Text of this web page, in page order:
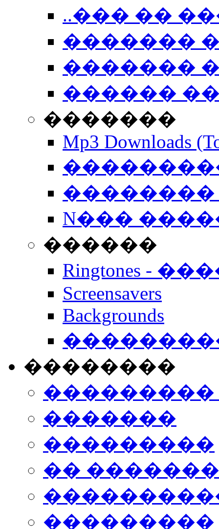
..��� ��
�������
�������
������
�������
Mp3 Downloads
��������
N���
������
Ringtones -
Screensavers
Backgrounds
��������
���������
�������
���������
��
���������